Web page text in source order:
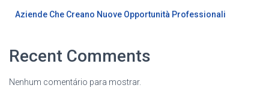
Aziende Che Creano Nuove Opportunità Professionali
Recent Comments
Nenhum comentário para mostrar.